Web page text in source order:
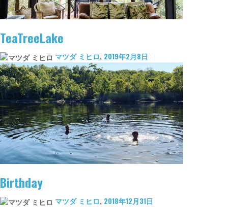
TeaTreeLake
マツダ ミヒロ, 2019年2月8日
Birthday
マツダ ミヒロ, 2018年12月31日